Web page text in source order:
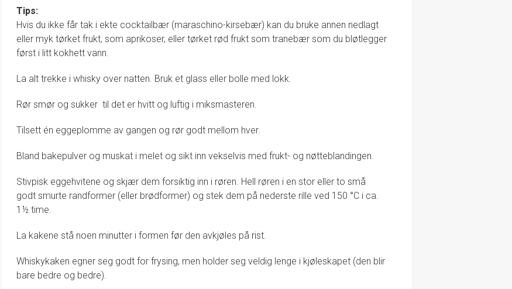
Tips:
Hvis du ikke får tak i ekte cocktailbær (maraschino-kirsebær) kan du bruke annen nedlagt
eller myk tørket frukt, som aprikoser, eller tørket rød frukt som tranebær som du bløtlegger
først i litt kokhett vann.
La alt trekke i whisky over natten. Bruk et glass eller bolle med lokk.
Rør smør og sukker til det er hvitt og luftig i miksmasteren.
Tilsett én eggeplomme av gangen og rør godt mellom hver.
Bland bakepulver og muskat i melet og sikt inn vekselvis med frukt- og nøtteblandingen.
Stivpisk eggehvitene og skjær dem forsiktig inn i røren. Hell røren i en stor eller to små
godt smurte randformer (eller brødformer) og stek dem på nederste rille ved 150 °C i ca.
1½ time.
La kakene stå noen minutter i formen før den avkjøles på rist.
Whiskykaken egner seg godt for frysing, men holder seg veldig lenge i kjøleskapet (den blir
bare bedre og bedre).